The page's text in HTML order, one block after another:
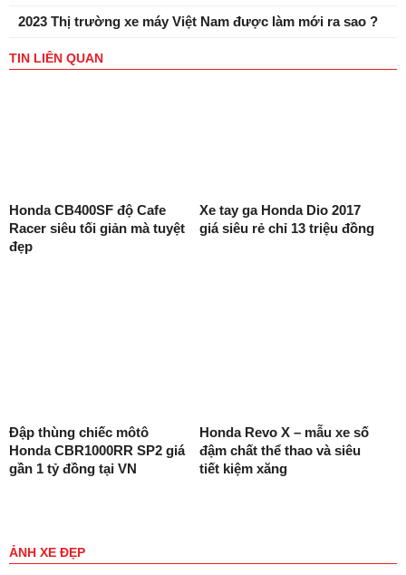
2023 Thị trường xe máy Việt Nam được làm mới ra sao ?
TIN LIÊN QUAN
Honda CB400SF độ Cafe
Racer siêu tối giản mà tuyệt
đẹp
Xe tay ga Honda Dio 2017
giá siêu rẻ chỉ 13 triệu đồng
Đập thùng chiếc môtô
Honda CBR1000RR SP2 giá
gần 1 tỷ đồng tại VN
Honda Revo X – mẫu xe số
đậm chất thể thao và siêu
tiết kiệm xăng
ẢNH XE ĐẸP